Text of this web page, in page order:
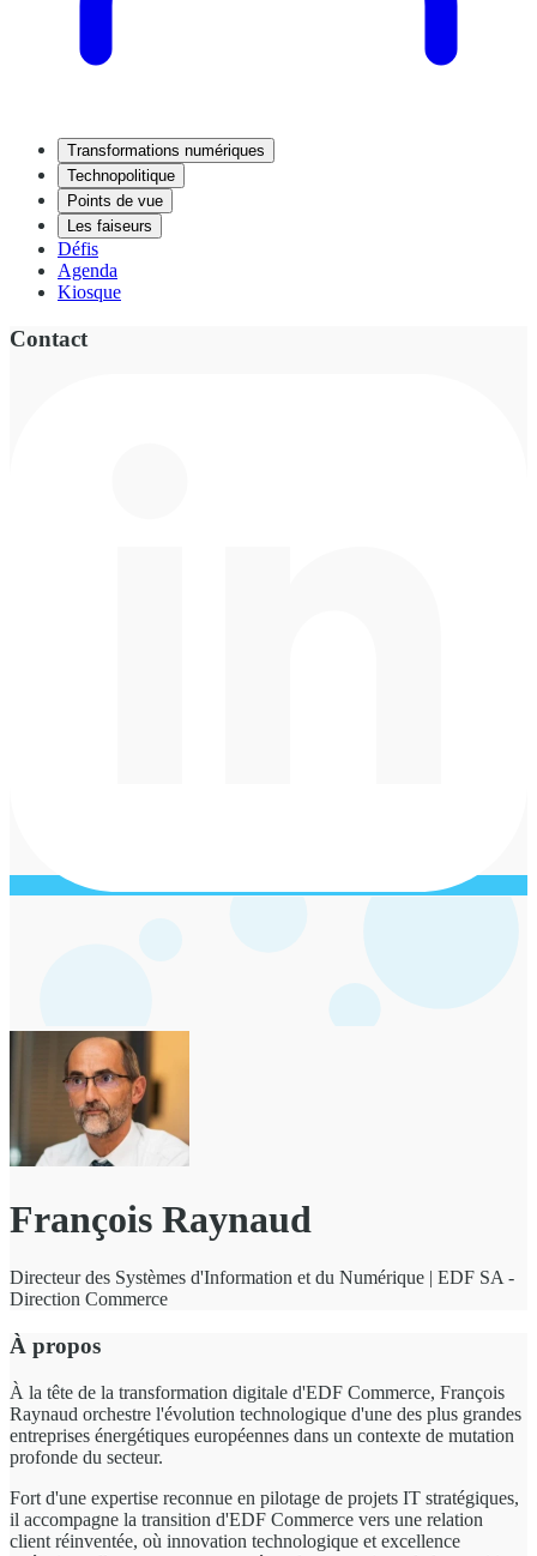
Transformations numériques
Technopolitique
Points de vue
Les faiseurs
Défis
Agenda
Kiosque
Contact
François Raynaud
Directeur des Systèmes d'Information et du Numérique | EDF SA -
Direction Commerce
À propos
À la tête de la transformation digitale d'EDF Commerce, François
Raynaud orchestre l'évolution technologique d'une des plus grandes
entreprises énergétiques européennes dans un contexte de mutation
profonde du secteur.
Fort d'une expertise reconnue en pilotage de projets IT stratégiques,
il accompagne la transition d'EDF Commerce vers une relation
client réinventée, où innovation technologique et excellence